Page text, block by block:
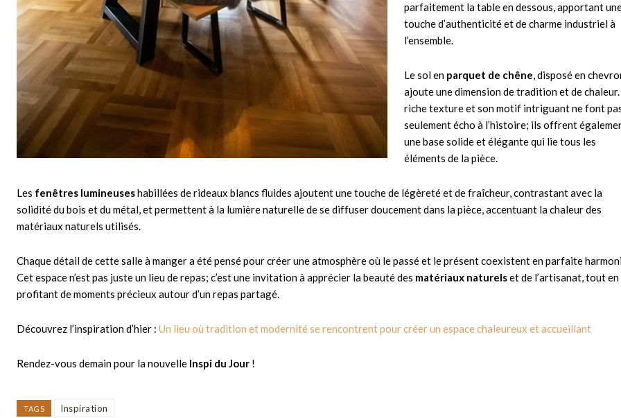
parfaitement la table en dessous, apportant
touche d’authenticité et de charme industriel à
l’ensemble.
Le sol en parquet de chêne, disposé en
ajoute une dimension de tradition et de chaleur.
riche texture et son motif intriguant ne font
seulement écho à l’histoire; ils offrent
une base solide et élégante qui lie tous les
éléments de la pièce.
Les fenêtres lumineuseshabillées de rideaux blancs fluides ajoutent une touche de légèreté et de fraîcheur, contrastant avec la
solidité du bois et du métal, et permettent à la lumière naturelle de se diffuser doucement dans la pièce, accentuant la chaleur des
matériaux naturels utilisés.
Chaque détail de cette salle à manger a été pensé pour créer une atmosphère où le passé et le présent coexistent en parfaite
Cet espace n’est pas juste un lieu de repas; c’est une invitation à apprécier la beauté des matériaux naturelset de l’artisanat, tout en
profitant de moments précieux autour d’un repas partagé.
Découvrez l’inspiration d’hier : Un lieu où tradition et modernité se rencontrent pour créer un espace chaleureux et accueillant
Rendez-vous demain pour la nouvelle Inspi du Jour !
TAGS Inspiration